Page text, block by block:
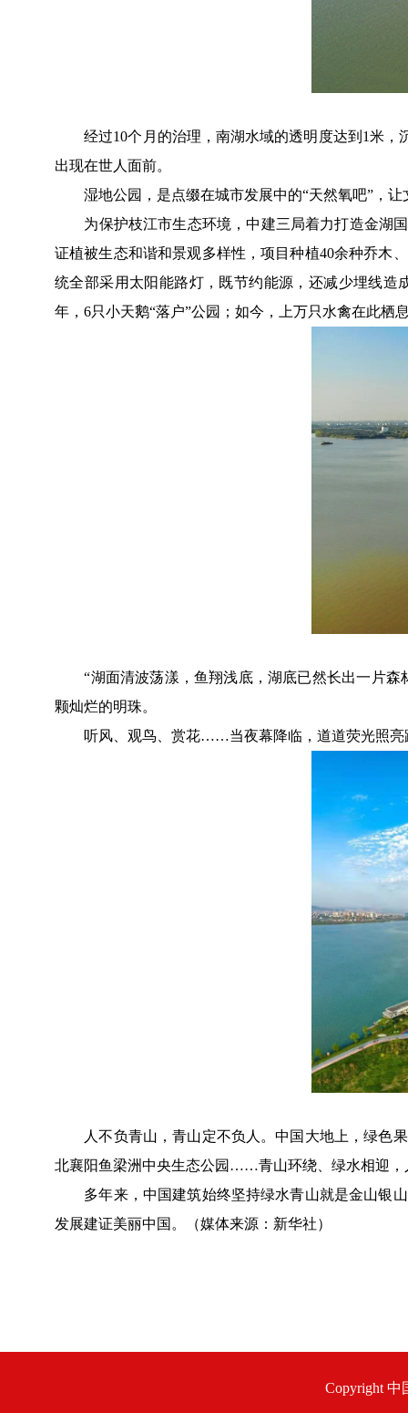
经过10个月的治理，南湖水域的透明度达到1米，
出现在世人面前。
湿地公园，是点缀在城市发展中的“天然氧吧”，让
为保护枝江市生态环境，中建三局着力打造金湖国
证植被生态和谐和景观多样性，项目种植40余种乔木
统全部采用太阳能路灯，既节约能源，还减少埋线造
年，6只小天鹅“落户”公园；如今，上万只水禽在此栖
“湖面清波荡漾，鱼翔浅底，湖底已然长出一片森
颗灿烂的明珠。
听风、观鸟、赏花……当夜幕降临，道道荧光照亮路
人不负青山，青山定不负人。中国大地上，绿色果
北襄阳鱼梁洲中央生态公园……青山环绕、绿水相迎
多年来，中国建筑始终坚持绿水青山就是金山银山
发展建证美丽中国。（媒体来源：新华社）
Copyright 中